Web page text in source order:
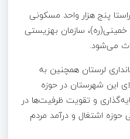
راستا پنج هزار واحد مسکونی
خمینی(ره)، سازمان بهزیستی
می‌شود.
لرستان همچنین به
این شهرستان در حوزه
و تقویت ظرفیت‌ها در
اشتغال و درآمد مردم